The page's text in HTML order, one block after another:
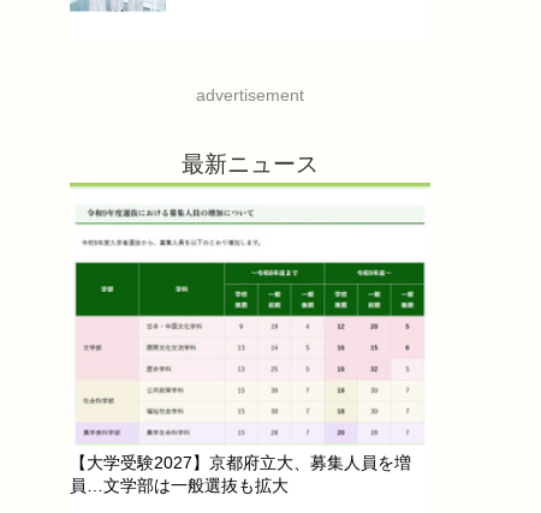
advertisement
最新ニュース
【大学受験2027】京都府立大、募集人員を増
員…文学部は一般選抜も拡大